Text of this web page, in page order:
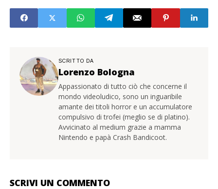
SCRITTO DA
Lorenzo Bologna
Appassionato di tutto ciò che concerne il
mondo videoludico, sono un inguaribile
amante dei titoli horror e un accumulatore
compulsivo di trofei (meglio se di platino).
Avvicinato al medium grazie a mamma
Nintendo e papà Crash Bandicoot.
SCRIVI UN COMMENTO